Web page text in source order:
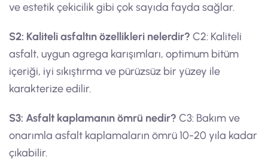
ve estetik çekicilik gibi çok sayıda fayda sağlar.
S2: Kaliteli asfaltın özellikleri nelerdir? C2: Kaliteli
asfalt, uygun agrega karışımları, optimum bitüm
içeriği, iyi sıkıştırma ve pürüzsüz bir yüzey ile
karakterize edilir.
S3: Asfalt kaplamanın ömrü nedir? C3: Bakım ve
onarımla asfalt kaplamaların ömrü 10-20 yıla kadar
çıkabilir.